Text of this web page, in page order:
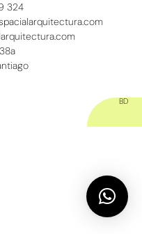
324
BD